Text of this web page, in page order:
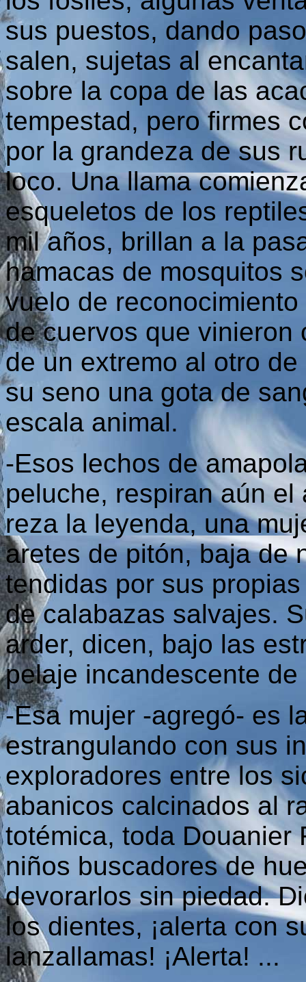
sus puestos, dando
salen, sujetas al
sobre la copa de las
tempestad, pero firmes
por la grandeza de sus
loco. Una llama
esqueletos de los
mil años, brillan a la
hamacas de mosquitos
vuelo de
de cuervos que
de un extremo al otro
su seno una gota de
escala animal.
-Esos lechos de
peluche, respiran aún
reza la leyenda, una
aretes de pitón, baja de
tendidas por sus
de calabazas salvajes.
arder, dicen, bajo las
pelaje incandescente de
-Esa mujer -agregó- es
estrangulando con sus
exploradores entre los
abanicos calcinados al
totémica, toda Douanier
niños buscadores de
devorarlos sin piedad.
los dientes, ¡alerta con
lanzallamas! ¡Alerta! ...